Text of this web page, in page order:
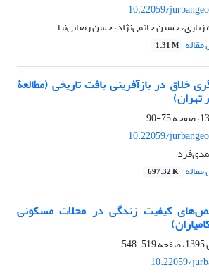
10.22059/
زیاری، حسین حاتمی‌نژاد، حسن رضایی‌نیا
1.31 M
در بازآفرینی بافت تاریخی (مطالعۀ
75-90
10.22059/
697.32 K
کیفیت زندگی در محلات مسکونی
519-548
10.22059/